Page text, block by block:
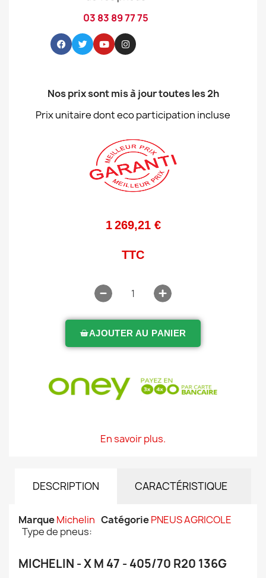
03 83 89 77 75
Nos prix sont mis à jour toutes les 2h
Prix unitaire dont eco participation incluse
1 269,21 €
TTC
AJOUTER AU PANIER
En savoir plus.
DESCRIPTION CARACTÉRISTIQUE
MarqueMichelin CatégoriePNEUS AGRICOLE
Type de pneus:
MICHELIN - X M 47 - 405/70 R20 136G